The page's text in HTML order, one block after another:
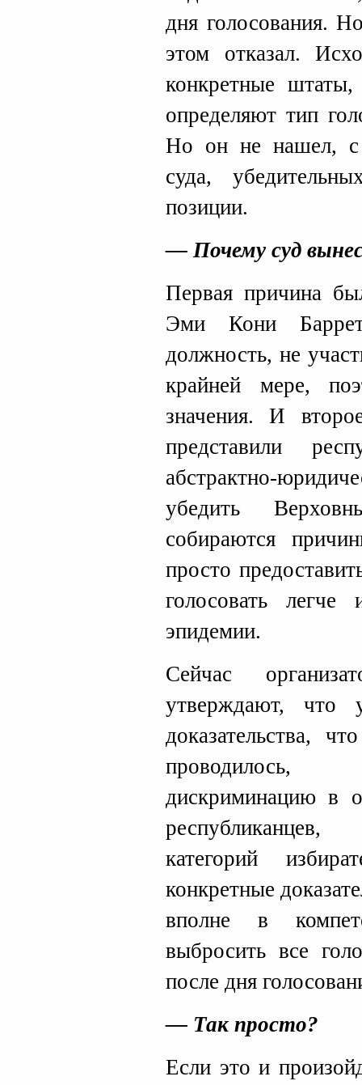
дня голосования.
этом отказал.
конкретные
определяют тип
Но он не нашел, с
суда,
позиции.
— Почему суд
Первая причина
Эми Кони
должность, не
крайней мере,
значения. И
представили
абстрактно-
убедить
собираются
просто
голосовать
эпидемии.
Сейчас
утверждают, что
доказательства,
проводилось,
дискриминацию в
категорий
конкретные
вполне в
выбросить все
после дня
— Так просто?
Если это и